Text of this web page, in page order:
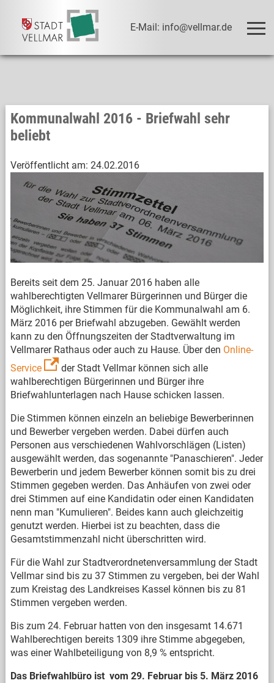
E-Mail: info@vellmar.de
Kommunalwahl 2016 - Briefwahl sehr
beliebt
Veröffentlicht am: 24.02.2016
Bereits seit dem 25. Januar 2016 haben alle
wahlberechtigten Vellmarer Bürgerinnen und Bürger die
Möglichkeit, ihre Stimmen für die Kommunalwahl am 6.
März 2016 per Briefwahl abzugeben. Gewählt werden
kann zu den Öffnungszeiten der Stadtverwaltung im
Vellmarer Rathaus oder auch zu Hause. Über den Online-
Service
der Stadt Vellmar können sich alle
wahlberechtigen Bürgerinnen und Bürger ihre
Briefwahlunterlagen nach Hause schicken lassen.
Die Stimmen können einzeln an beliebige Bewerberinnen
und Bewerber vergeben werden. Dabei dürfen auch
Personen aus verschiedenen Wahlvorschlägen (Listen)
ausgewählt werden, das sogenannte "Panaschieren". Jeder
Bewerberin und jedem Bewerber können somit bis zu drei
Stimmen gegeben werden. Das Anhäufen von zwei oder
drei Stimmen auf eine Kandidatin oder einen Kandidaten
nenn man "Kumulieren". Beides kann auch gleichzeitig
genutzt werden. Hierbei ist zu beachten, dass die
Gesamtstimmenzahl nicht überschritten wird.
Für die Wahl zur Stadtverordnetenversammlung der Stadt
Vellmar sind bis zu 37 Stimmen zu vergeben, bei der Wahl
zum Kreistag des Landkreises Kassel können bis zu 81
Stimmen vergeben werden.
Bis zum 24. Februar hatten von den insgesamt 14.671
Wahlberechtigen bereits 1309 ihre Stimme abgegeben,
was einer Wahlbeteiligung von 8,9 % entspricht.
Das Briefwahlbüro ist vom 29. Februar bis 5. März 2016